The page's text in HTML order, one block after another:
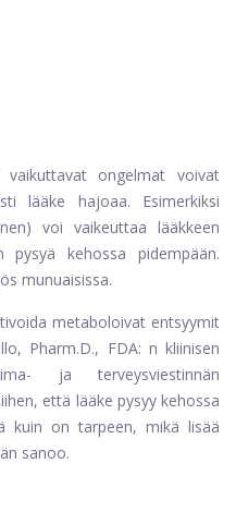
ongelmat voivat
lääke hajoaa. Esimerkiksi
voi vaikeuttaa lääkkeen
kehossa pidempään.
munuaisissa.
metaboloivat entsyymit
Pharm.D., FDA: n kliinisen
ja terveysviestinnän
että lääke pysyy kehossa
kuin on tarpeen, mikä lisää
sanoo.